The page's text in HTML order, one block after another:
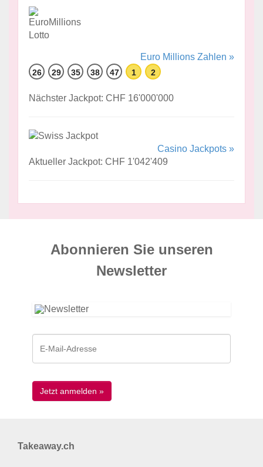
Euro Millions Zahlen »
26 29 35 38 47 1 2
Nächster Jackpot: CHF 16'000'000
Casino Jackpots »
Aktueller Jackpot: CHF 1'042'409
Abonnieren Sie unseren
News­letter
Takeaway.ch